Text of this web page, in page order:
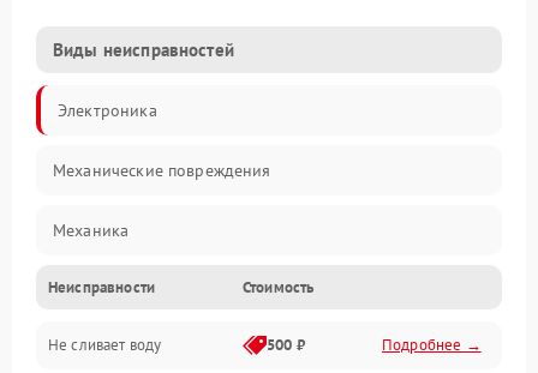
Виды неисправностей
Электроника
Механические повреждения
Механика
Управление
Электропитание
Неисправности Стоимость
Не сливает воду 500 ₽ Подробнее →